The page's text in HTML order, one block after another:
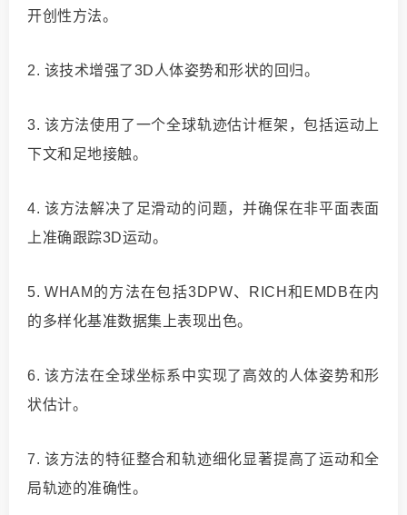
开创性方法。
2. 该技术增强了3D人体姿势和形状的回归。
3. 该方法使用了一个全球轨迹估计框架，包括运动上
下文和足地接触。
4. 该方法解决了足滑动的问题，并确保在非平面表面
上准确跟踪3D运动。
5. WHAM的方法在包括3DPW、RICH和EMDB在内
的多样化基准数据集上表现出色。
6. 该方法在全球坐标系中实现了高效的人体姿势和形
状估计。
7. 该方法的特征整合和轨迹细化显著提高了运动和全
局轨迹的准确性。